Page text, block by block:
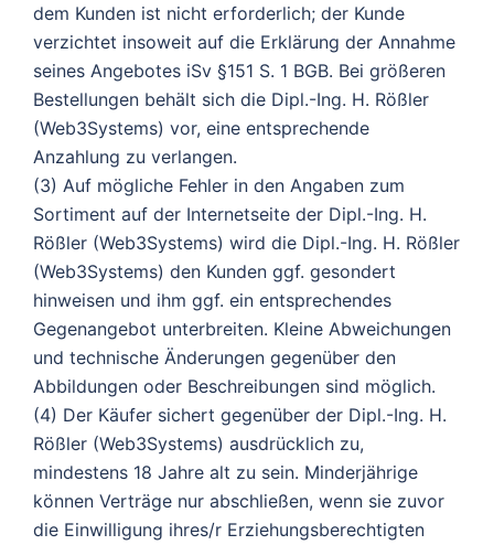
dem Kunden ist nicht erforderlich; der Kunde
verzichtet insoweit auf die Erklärung der Annahme
seines Angebotes iSv §151 S. 1 BGB. Bei größeren
Bestellungen behält sich die Dipl.-Ing. H. Rößler
(Web3Systems) vor, eine entsprechende
Anzahlung zu verlangen.
(3) Auf mögliche Fehler in den Angaben zum
Sortiment auf der Internetseite der Dipl.-Ing. H.
Rößler (Web3Systems) wird die Dipl.-Ing. H. Rößler
(Web3Systems) den Kunden ggf. gesondert
hinweisen und ihm ggf. ein entsprechendes
Gegenangebot unterbreiten. Kleine Abweichungen
und technische Änderungen gegenüber den
Abbildungen oder Beschreibungen sind möglich.
(4) Der Käufer sichert gegenüber der Dipl.-Ing. H.
Rößler (Web3Systems) ausdrücklich zu,
mindestens 18 Jahre alt zu sein. Minderjährige
können Verträge nur abschließen, wenn sie zuvor
die Einwilligung ihres/r Erziehungsberechtigten